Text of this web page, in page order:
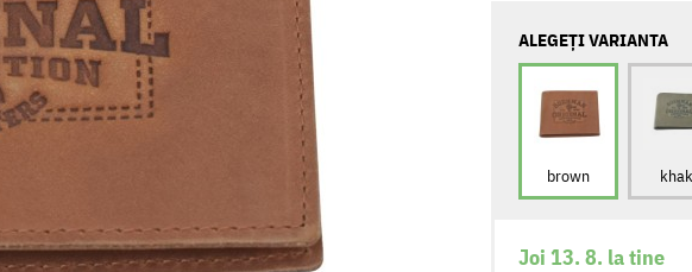
ALEGEȚI VARIANTA
brown
Joi 13. 8. la tine